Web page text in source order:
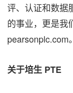
评、认证和数据
的事业，更是我
pearsonplc.com。
关于培生 PTE